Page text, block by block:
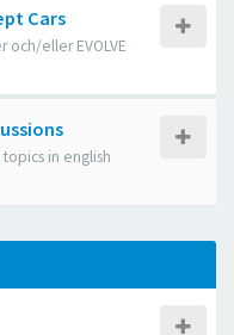
Cars
eller EVOLVE
in english